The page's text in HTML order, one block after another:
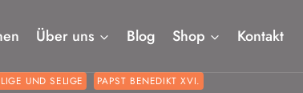
Über uns Blog Shop Kontakt
UND SELIGE PAPST BENEDIKT XVI.